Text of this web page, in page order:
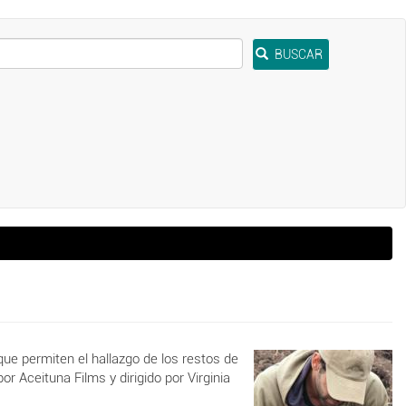
BUSCAR
permiten el hallazgo de los restos de
Aceituna Films y dirigido por Virginia